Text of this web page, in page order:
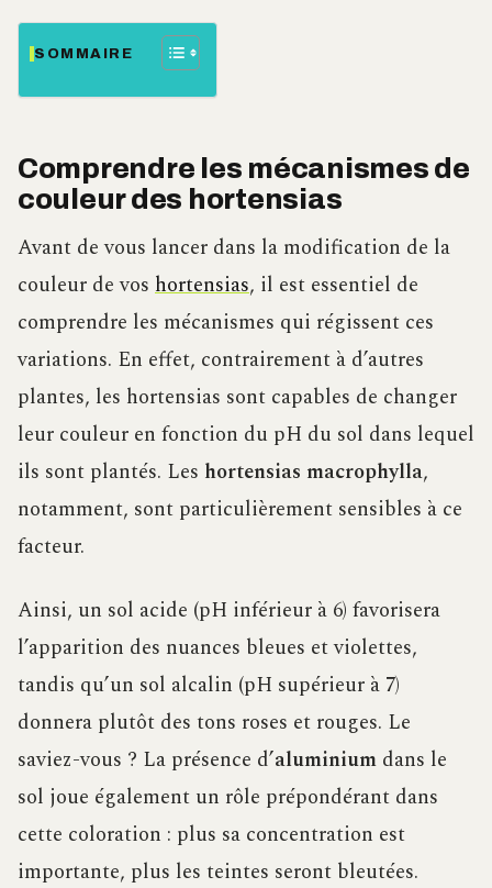
SOMMAIRE
Comprendre les mécanismes de
couleur des hortensias
Avant de vous lancer dans la modification de la
couleur de vos hortensias, il est essentiel de
comprendre les mécanismes qui régissent ces
variations. En effet, contrairement à d’autres
plantes, les hortensias sont capables de changer
leur couleur en fonction du pH du sol dans lequel
ils sont plantés. Les hortensias macrophylla,
notamment, sont particulièrement sensibles à ce
facteur.
Ainsi, un sol acide (pH inférieur à 6) favorisera
l’apparition des nuances bleues et violettes,
tandis qu’un sol alcalin (pH supérieur à 7)
donnera plutôt des tons roses et rouges. Le
saviez-vous ? La présence d’aluminium dans le
sol joue également un rôle prépondérant dans
cette coloration : plus sa concentration est
importante, plus les teintes seront bleutées.